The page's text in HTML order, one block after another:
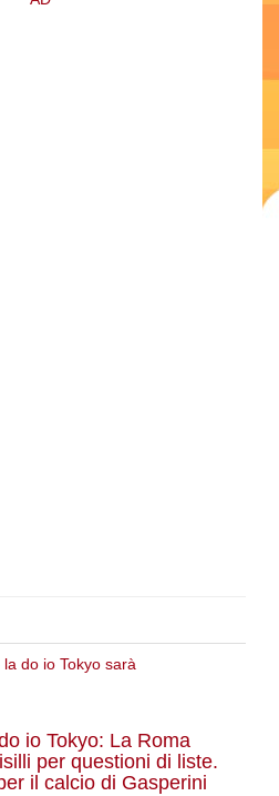
io Tokyo: La Roma
per questioni di liste.
il calcio di Gasperini